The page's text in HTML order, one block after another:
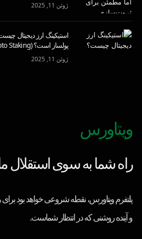
ژوئن 11, 2025
استیکینگ ارز دیجیتال
پولساز است؟ (crypto Staking)
ژوئن 11, 2025
ویتاورس
راه شما به سوی استقلال
پلتفرم ویتاورس، نقطه شروعی خواهد بود
و آینده روشنی که در انتظار شماست.